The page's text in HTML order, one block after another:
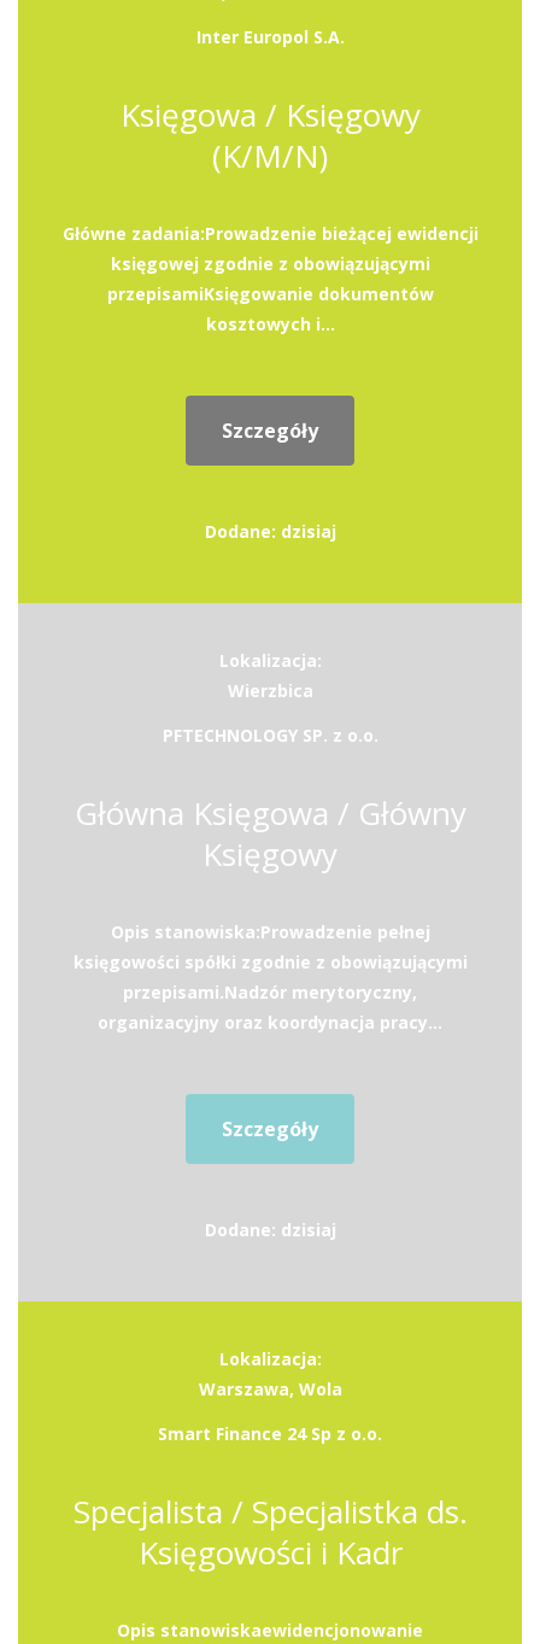
Inter Europol S.A.
Księgowa / Księgowy
(K/M/N)
Główne zadania:Prowadzenie bieżącej ewidencji
księgowej zgodnie z obowiązującymi
przepisamiKsięgowanie dokumentów
kosztowych i...
Szczegóły
Dodane: dzisiaj
Lokalizacja:
Wierzbica
PFTECHNOLOGY SP. z o.o.
Główna Księgowa / Główny
Księgowy
Opis stanowiska:Prowadzenie pełnej
księgowości spółki zgodnie z obowiązującymi
przepisami.Nadzór merytoryczny,
organizacyjny oraz koordynacja pracy...
Szczegóły
Dodane: dzisiaj
Lokalizacja:
Warszawa, Wola
Smart Finance 24 Sp z o.o.
Specjalista / Specjalistka ds.
Księgowości i Kadr
Opis stanowiskaewidencjonowanie